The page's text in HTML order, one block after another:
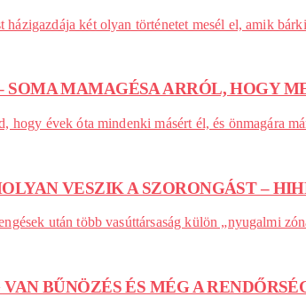
házigazdája két olyan történetet mesél el, amik
SOMA MAMAGÉSA ARRÓL, HOGY
hogy évek óta mindenki másért él, és önmagára
VESZIK A SZORONGÁST –
után több vasúttársaság külön „nyugalmi
BŰNÖZÉS ÉS MÉG A